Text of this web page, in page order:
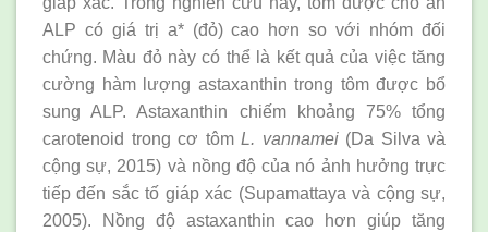
ALP có giá trị a* (đỏ) cao hơn so với nhóm đối
chứng. Màu đỏ này có thể là kết quả của việc tăng
cường hàm lượng astaxanthin trong tôm được bổ
sung ALP. Astaxanthin chiếm khoảng 75% tổng
carotenoid trong cơ tôm L. vannamei(Da Silva và
cộng sự, 2015) và nồng độ của nó ảnh hưởng trực
tiếp đến sắc tố giáp xác (Supamattaya và cộng sự,
2005). Nồng độ astaxanthin cao hơn giúp tăng